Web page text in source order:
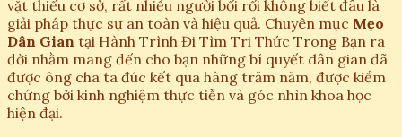
vặt thiếu cơ sở, rất nhiều người bối rối không biết đâu là
giải pháp thực sự an toàn và hiệu quả. Chuyên mục Mẹo
Dân Gian tại Hành Trình Đi Tìm Tri Thức Trong Bạn ra
đời nhằm mang đến cho bạn những bí quyết dân gian đã
được ông cha ta đúc kết qua hàng trăm năm, được kiểm
chứng bởi kinh nghiệm thực tiễn và góc nhìn khoa học
hiện đại.